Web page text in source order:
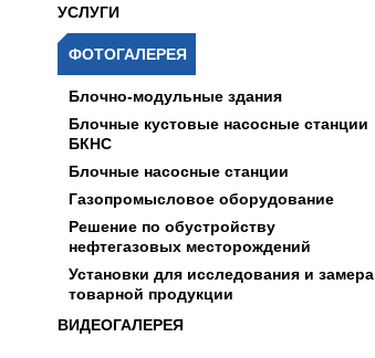
УСЛУГИ
ФОТОГАЛЕРЕЯ
Блочно-модульные здания
Блочные кустовые насосные станции
БКНС
Блочные насосные станции
Газопромысловое оборудование
Решение по обустройству
нефтегазовых месторождений
Установки для исследования и замера
товарной продукции
ВИДЕОГАЛЕРЕЯ